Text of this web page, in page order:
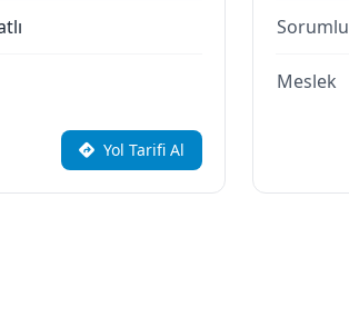
Yol Tarifi Al
Meslek